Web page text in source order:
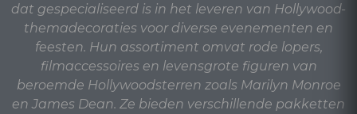
dat gespecialiseerd is in het leveren van Hollywood-
themadecoraties voor diverse evenementen en
feesten. Hun assortiment omvat rode lopers,
filmaccessoires en levensgrote figuren van
beroemde Hollywoodsterren zoals Marilyn Monroe
en James Dean. Ze bieden verschillende pakketten